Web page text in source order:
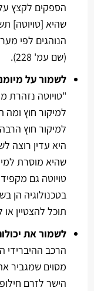
הספקים לקצץ
שהיא [טויוטה]
הנוהגים לפי
(שם עמ' 228).
לשמור על
"טויוטה נזהרת
למיקור חוץ
היא עדין רוצה
שהיא מוסרת
טויוטה גם
בטכנולוגיה הן
תוכל להצטיין
לשמור את
הרכב ההיברידי
מסוים שמגביר
הישר לזרם